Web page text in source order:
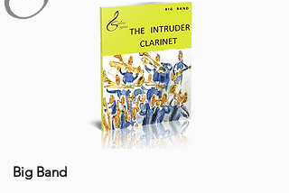
Big Band